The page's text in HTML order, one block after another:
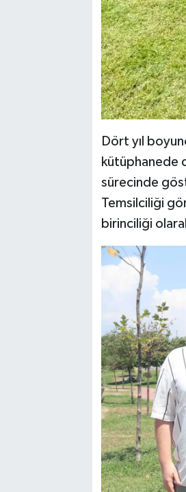
Dört yıl
kütüphanede
sürecinde
Temsilciliği
birinciliği